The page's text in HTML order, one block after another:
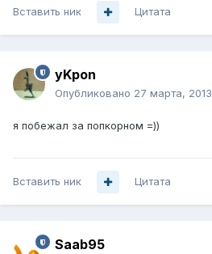
Вставить ник Цитата
yKpon
Опубликовано 27 марта, 2013
я побежал за попкорном =))
Вставить ник Цитата
Saab95